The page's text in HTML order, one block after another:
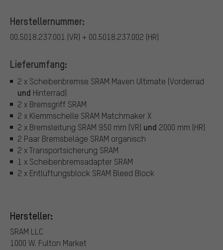
Herstellernummer:
00.5018.237.001 (VR) + 00.5018.237.002 (HR)
Lieferumfang:
2 x Scheibenbremse SRAM Maven Ultimate (Vorderrad
und Hinterrad)
2 x Bremsgriff SRAM
2 x Klemmschelle SRAM Matchmaker X
2 x Bremsleitung SRAM 950 mm (VR) und 2000 mm (HR)
2 Paar Bremsbeläge SRAM organisch
2 x Transportsicherung SRAM
1 x Scheibenbremsadapter SRAM
2 x Entlüftungsblock SRAM Bleed Block
Hersteller:
SRAM LLC
1000 W. Fulton Market